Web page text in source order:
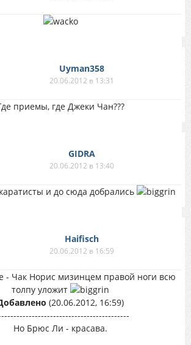
Uyman358
20.06.2012 в 13:31
приемы, где Джеки Чан???
GIDRA
20.06.2012 в 13:40
и до сюда добрались
Haifisch
20.06.2012 в 16:59
- Чак Норис мизинцем правой ноги всю
толпу уложит
(20.06.2012, 16:59)
Но Брюс Ли - красава.